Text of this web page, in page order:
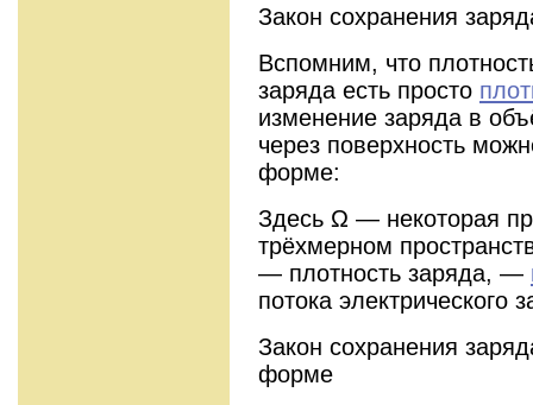
Закон сохранения
Вспомним, что
заряда есть просто
изменение заряда в
через поверхность
форме:
Здесь Ω — некоторая
трёхмерном
— плотность заряда, —
потока электрического
Закон сохранения
форме